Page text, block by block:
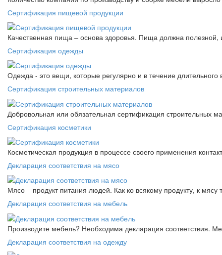
Сертификация пищевой продукции
Качественная пища – основа здоровья. Пища должна
Сертификация одежды
Одежда - это вещи, которые регулярно и в течение
Сертификация строительных материалов
Добровольная или обязательная сертификация строительных
Сертификация косметики
Косметическая продукция в процессе своего применения
Декларация соответствия на мясо
Мясо – продукт питания людей. Как ко всякому продукту, к мясу
Декларация соответствия на мебель
Производите мебель? Необходима декларация соответствия.
Декларация соответствия на одежду